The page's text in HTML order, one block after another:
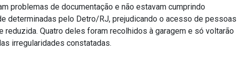
problemas de documentação e não estavam cumprindo
determinadas pelo Detro/RJ, prejudicando o acesso de pessoas
reduzida. Quatro deles foram recolhidos à garagem e só voltarão
irregularidades constatadas.